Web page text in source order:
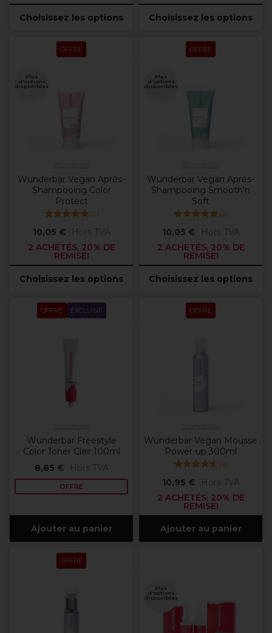
Choisissez les options Choisissez les options
OFFRE
Plus
d'options
disponibles
Wunderbar Vegan Après-
Shampooing Color
Protect
(2)
10,05 €
Hors TVA
2 ACHETÉS, 20% DE
REMISE!
Choisissez les options
OFFRE
Plus
d'options
disponibles
Wunderbar Vegan Après-
Shampooing Smooth'n
Soft
(6)
10,05 €
Hors TVA
2 ACHETÉS, 20% DE
REMISE!
Choisissez les options
OFFRE EXCLUSIF
Wunderbar Freestyle
Color Toner Clair 100ml
8,85 €
Hors TVA
OFFRE
Ajouter au panier
OFFRE
Wunderbar Vegan Mousse
Power-up 300ml
(6)
10,95 €
Hors TVA
2 ACHETÉS, 20% DE
REMISE!
Ajouter au panier
OFFRE
Plus
d'options
disponibles